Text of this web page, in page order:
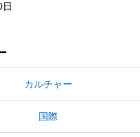
カルチャー
国際